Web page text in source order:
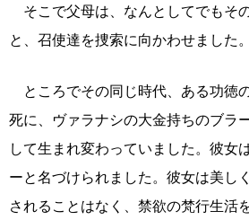
そこで父母は、なんとしてでもそ
と、召使達を捜索に向かわせました。
ところでその同じ時代、ある功徳
死に、ヴァラナシの大金持ちのブラ
して生まれ変わっていました。彼女
ーと名づけられました。彼女は美し
されることはなく、禁欲の梵行生活